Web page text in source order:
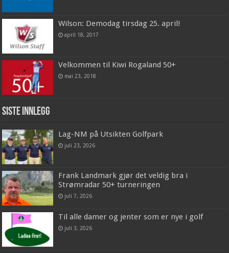
Wilson: Demodag tirsdag 25. april!
april 18, 2017
Velkommen til Kiwi Rogaland 50+
mai 23, 2018
Siste innlegg
Lag-NM på Utsikten Golfpark
juli 23, 2026
Frank Landmark gjør det veldig bra i
Strømradar 50+ turneringen
juli 7, 2026
Til alle damer og jenter som er nye i golf
juli 3, 2026